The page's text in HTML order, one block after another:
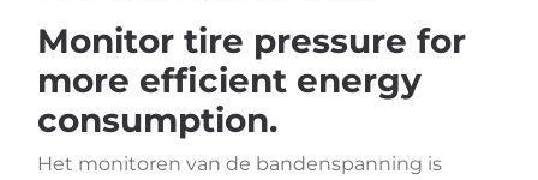
Monitor tire pressure for
more efficient energy
consumption.
Het monitoren van de bandenspanning is